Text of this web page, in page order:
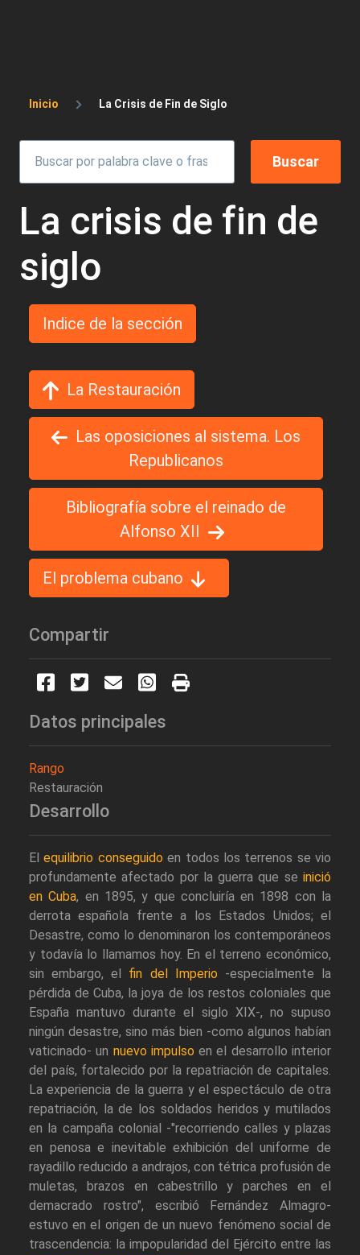
Sobrescribir enlaces de ayuda a la
Inicio La Crisis de Fin de Siglo
La crisis de fin de
siglo
Indice de la sección
La Restauración
Las oposiciones al sistema. Los
Republicanos
Bibliografía sobre el reinado de
Alfonso XII
El problema cubano
Compartir
Datos principales
Rango
Restauración
Desarrollo
Elequilibrio conseguido en todos los terrenos se vio
profundamente afectado por la guerra que se inició
en Cuba, en 1895, y que concluiría en 1898 con la
derrota española frente a los Estados Unidos; el
Desastre, como lo denominaron los contemporáneos
y todavía lo llamamos hoy. En el terreno económico,
sin embargo, el fin del Imperio -especialmente la
pérdida de Cuba, la joya de los restos coloniales que
España mantuvo durante el siglo XIX-, no supuso
ningún desastre, sino más bien -como algunos habían
vaticinado- un nuevo impulso en el desarrollo interior
del país, fortalecido por la repatriación de capitales.
La experiencia de la guerra y el espectáculo de otra
repatriación, la de los soldados heridos y mutilados
en la campaña colonial -"recorriendo calles y plazas
en penosa e inevitable exhibición del uniforme de
rayadillo reducido a andrajos, con tétrica profusión de
muletas, brazos en cabestrillo y parches en el
demacrado rostro", escribió Fernández Almagro-
estuvo en el origen de un nuevo fenómeno social de
trascendencia: la impopularidad del Ejército entre las